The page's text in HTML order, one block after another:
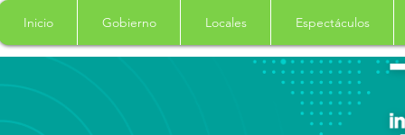
Inicio Gobierno Locales Espectáculos